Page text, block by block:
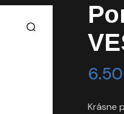
6.50
Krásne